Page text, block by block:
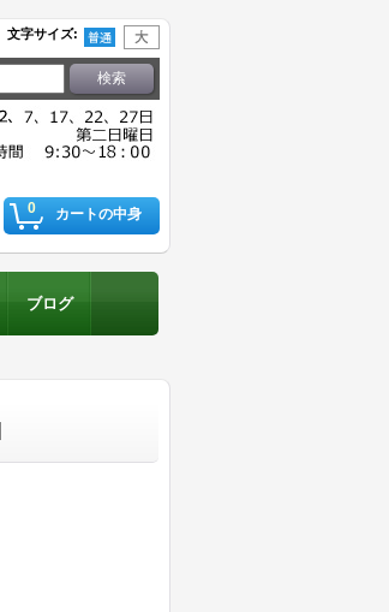
文字サイズ:
0 カートの中身
ブログ